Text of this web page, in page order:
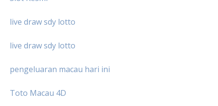
live draw sdy lotto
live draw sdy lotto
pengeluaran macau hari ini
Toto Macau 4D